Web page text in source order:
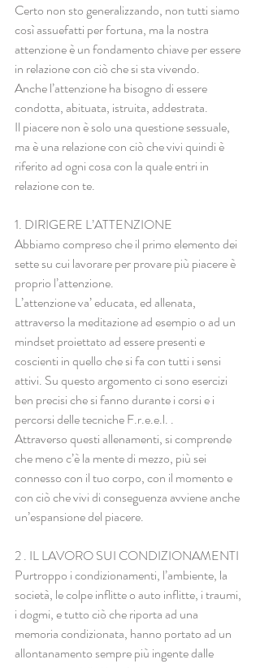
Certo non sto generalizzando, non tutti siamo
così assuefatti per fortuna, ma la nostra
attenzione è un fondamento chiave per essere
in relazione con ciò che si sta vivendo.
Anche l’attenzione ha bisogno di essere
condotta, abituata, istruita, addestrata.
Il piacere non è solo una questione sessuale,
ma è una relazione con ciò che vivi quindi è
riferito ad ogni cosa con la quale entri in
relazione con te.
1. DIRIGERE L’ATTENZIONE
Abbiamo compreso che il primo elemento dei
sette su cui lavorare per provare più piacere è
proprio l’attenzione.
L’attenzione va’ educata, ed allenata,
attraverso la meditazione ad esempio o ad un
mindset proiettato ad essere presenti e
coscienti in quello che si fa con tutti i sensi
attivi. Su questo argomento ci sono esercizi
ben precisi che si fanno durante i corsi e i
percorsi delle tecniche F.r.e.e.l. .
Attraverso questi allenamenti, si comprende
che meno c’è la mente di mezzo, più sei
connesso con il tuo corpo, con il momento e
con ciò che vivi di conseguenza avviene anche
un’espansione del piacere.
2 . IL LAVORO SUI CONDIZIONAMENTI
Purtroppo i condizionamenti, l’ambiente, la
società, le colpe inflitte o auto inflitte, i traumi,
i dogmi, e tutto ciò che riporta ad una
memoria condizionata, hanno portato ad un
allontanamento sempre più ingente dalle